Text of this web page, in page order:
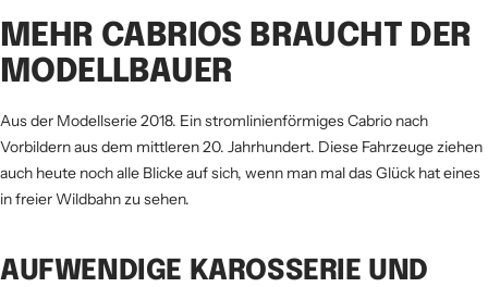
MEHR CABRIOS BRAUCHT DER
MODELLBAUER
Aus der Modellserie 2018. Ein stromlinienförmiges Cabrio nach
Vorbildern aus dem mittleren 20. Jahrhundert. Diese Fahrzeuge ziehen
auch heute noch alle Blicke auf sich, wenn man mal das Glück hat eines
in freier Wildbahn zu sehen.
AUFWENDIGE KAROSSERIE UND